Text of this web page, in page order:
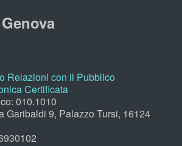
Relazioni con il Pubblico
Certificata
010.1010
Garibaldi 9, Palazzo Tursi, 16124